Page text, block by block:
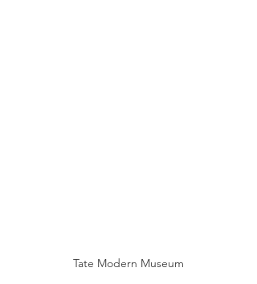
Tate Modern Museum